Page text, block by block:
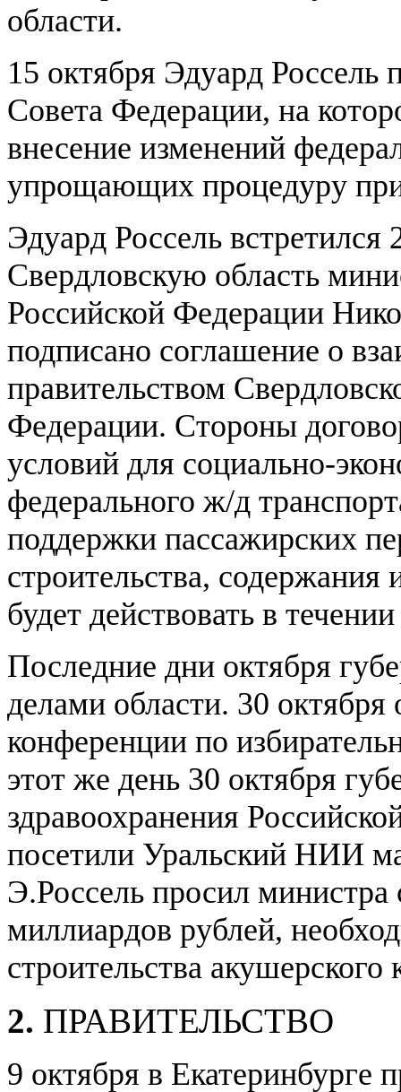
области.
15 октября Эдуард Россель
Совета Федерации, на
внесение изменений
упрощающих процедуру
Эдуард Россель
Свердловскую область
Российской Федерации
подписано соглашение о
правительством
Федерации. Стороны
условий для социально-
федерального ж/д
поддержки пассажирских
строительства,
будет действовать в
Последние дни октября
делами области. 30
конференции по
этот же день 30 октября
здравоохранения
посетили Уральский НИИ
Э.Россель просил
миллиардов рублей,
строительства акушерского
2. ПРАВИТЕЛЬСТВО
9 октября в Екатеринбурге